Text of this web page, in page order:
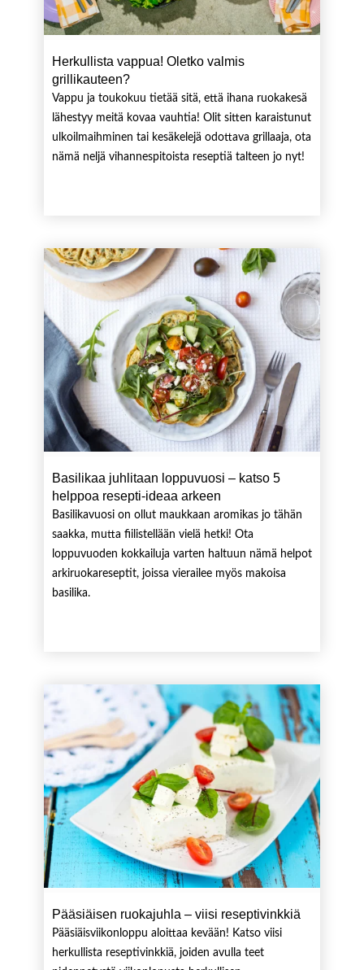
Herkullista vappua! Oletko valmis
grillikauteen?
Vappu ja toukokuu tietää sitä, että ihana ruokakesä
lähestyy meitä kovaa vauhtia! Olit sitten karaistunut
ulkoilmaihminen tai kesäkelejä odottava grillaaja, ota
nämä neljä vihannespitoista reseptiä talteen jo nyt!
Basilikaa juhlitaan loppuvuosi – katso 5
helppoa resepti-ideaa arkeen
Basilikavuosi on ollut maukkaan aromikas jo tähän
saakka, mutta fiilistellään vielä hetki! Ota
loppuvuoden kokkailuja varten haltuun nämä helpot
arkiruokareseptit, joissa vierailee myös makoisa
basilika.
Pääsiäisen ruokajuhla – viisi reseptivinkkiä
Pääsiäisviikonloppu aloittaa kevään! Katso viisi
herkullista reseptivinkkiä, joiden avulla teet